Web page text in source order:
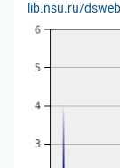
lib.nsu.ru/